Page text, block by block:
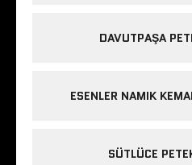
DAVUTPAŞA
ESENLER NAMIK
SÜTLÜCE